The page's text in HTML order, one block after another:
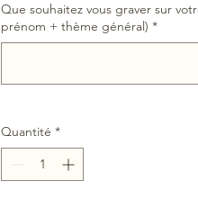
Que souhaitez vous graver sur
prénom + thème général) *
Quantité *